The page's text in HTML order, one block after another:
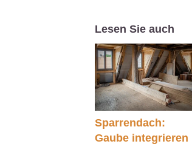
Lesen Sie auch
Sparrendach:
Gaube integrieren